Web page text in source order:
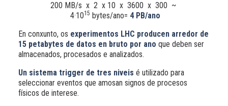
200 MB/s x 2 x 10 x 3600 x 300 ~
4·1015 bytes/ano= 4 PB/ano
En conxunto, os experimentos LHC producen arredor de
15 petabytes de datos en bruto por ano que deben ser
almacenados, procesados e analizados.
Un sistema trigger de tres niveis é utilizado para
seleccionar eventos que amosan signos de procesos
físicos de interese.